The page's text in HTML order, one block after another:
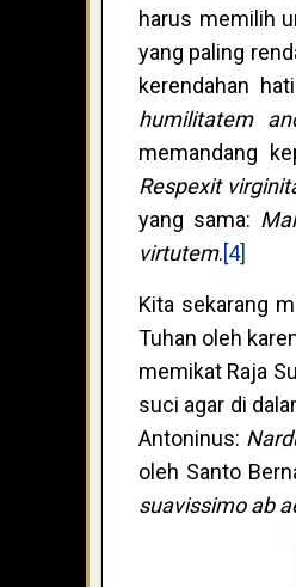
harus memilih
yang paling
kerendahan
humilitatem
memandang
Respexit
yang sama:
virtutem.[4]
Kita sekarang
Tuhan oleh
memikat Raja
suci agar di
Antoninus:
oleh Santo
suavissimo ab